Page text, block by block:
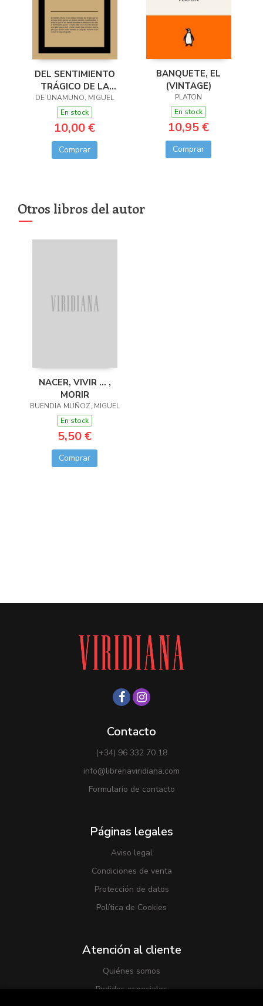
DEL SENTIMIENTO
TRÁGICO DE LA
VIDA
DE UNAMUNO, MIGUEL
En stock
10,00 €
Comprar
BANQUETE, EL
(VINTAGE)
PLATON
En stock
10,95 €
Comprar
Otros libros del autor
NACER, VIVIR ... ,
MORIR
BUENDIA MUÑOZ, MIGUEL
En stock
5,50 €
Comprar
Contacto
(+34) 96 332 70 18
info@libreriaviridiana.com
Formulario de contacto
Páginas legales
Aviso legal
Condiciones de venta
Protección de datos
Política de Cookies
Atención al cliente
Quiénes somos
Pedidos especiales